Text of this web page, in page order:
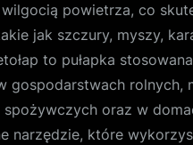
powietrza, co
jak szczury, myszy,
to pułapka
gospodarstwach rolnych,
spożywczych oraz w
narzędzie, które